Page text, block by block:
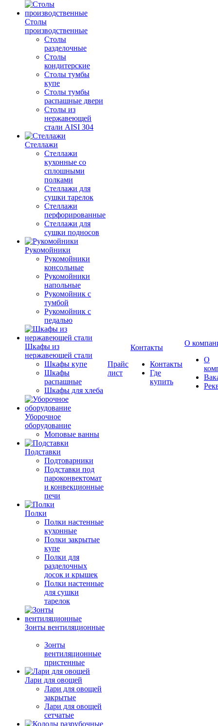
Столы
производственные
Столы
разделочные
Столы
кондитерские
Столы тумбы
купе
Столы тумбы
распашные двери
Столы из
нержавеющей
стали AISI 304
Стеллажи
Стеллажи
кухонные со
сплошными
полками
Стеллажи для
сушки тарелок
Стеллажи
перфорированные
Стеллажи для
сушки подносов
Рукомойники
Рукомойники
консольные
Рукомойники
напольные
Рукомойник с
тумбой
Рукомойник с
педалью
Шкафы из
нержавеющей стали
Шкафы купе
Шкафы
распашные
Шкафы для хлеба
Уборочное
оборудование
Моповые ванны
Подставки
Подтоварники
Подставки под
пароконвектомат
и конвекционные
печи
Полки
Полки настенные
кухонные
Полки закрытые
купе
Полки для
разделочных
досок и крышек
Полки настенные
для сушки
тарелок
Зонты вентиляционные
Зонты
вентиляционные
пристенные
Лари для овощей
Лари для овощей
закрытые
Лари для овощей
сетчатые
Прайс
лист
Контакты
Контакты
Где
купить
О
О